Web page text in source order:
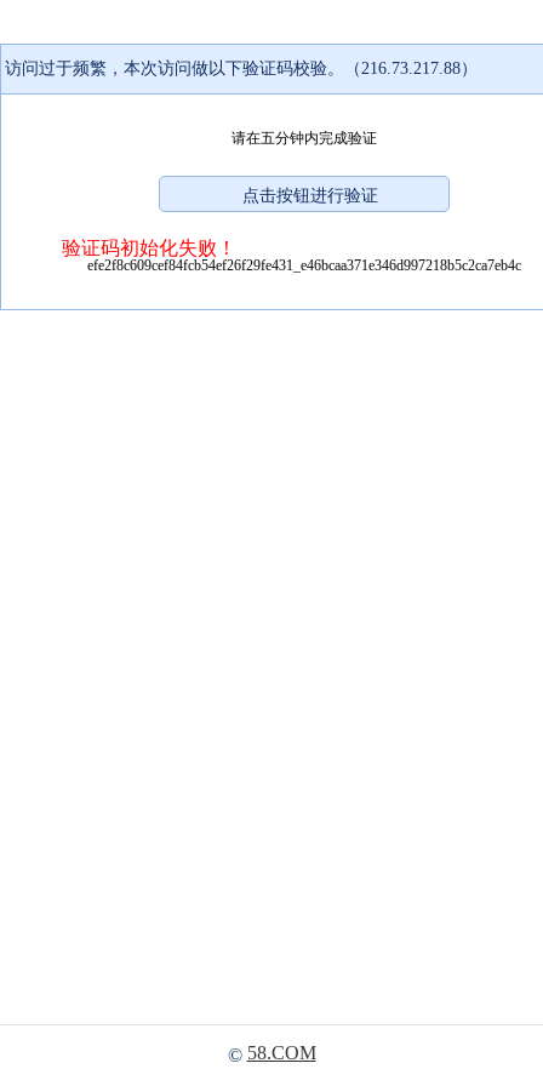
访问过于频繁，本次访问做以下验证码校验。（216.73.217.88）
请在五分钟内完成验证
验证码初始化失败！
efe2f8c609cef84fcb54ef26f29fe431_e46bcaa371e346d997218b5c2ca7eb4c
© 58.COM